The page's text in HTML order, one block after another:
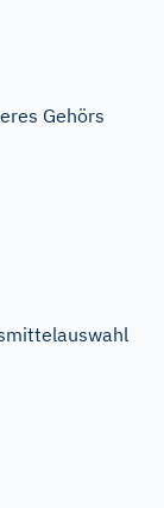
Gehörs